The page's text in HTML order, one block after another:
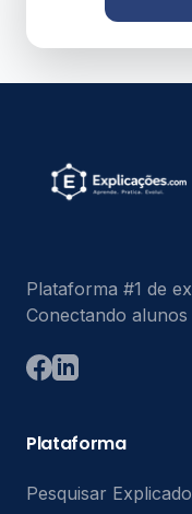
Plataforma #1 de
Conectando alunos
Plataforma
Pesquisar